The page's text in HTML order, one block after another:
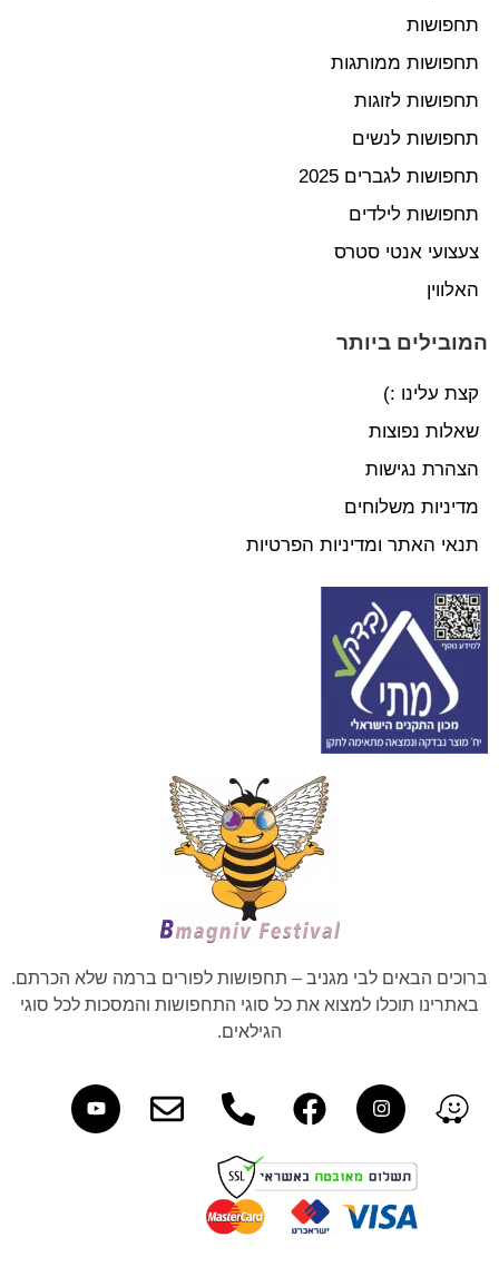
תחפושות
תחפושות ממותגות
תחפושות לזוגות
תחפושות לנשים
תחפושות לגברים 2025
תחפושות לילדים
צעצועי אנטי סטרס
האלווין
המובילים ביותר
קצת עלינו :)
שאלות נפוצות
הצהרת נגישות
מדיניות משלוחים
תנאי האתר ומדיניות הפרטיות
ברוכים הבאים לבי מגניב – תחפושות לפורים ברמה שלא הכרתם.
באתרינו תוכלו למצוא את כל סוגי התחפושות והמסכות לכל סוגי
הגילאים.